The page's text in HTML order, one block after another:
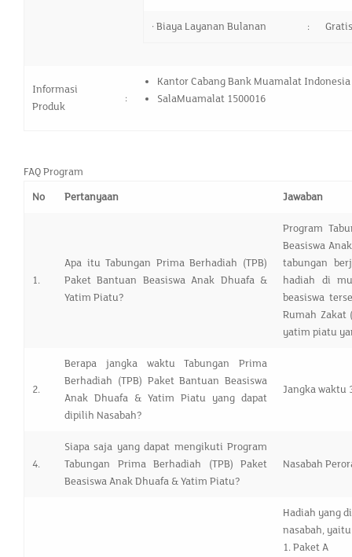
· Biaya Layanan Bulanan : Gratis
Informasi
Produk
:
Kantor Cabang Bank Muamalat Indonesia
SalaMuamalat 1500016
FAQ Program
No
Pertanyaan Jawaban
1.
Apa itu Tabungan Prima Berhadiah (TPB)
Paket Bantuan Beasiswa Anak Dhuafa &
Yatim Piatu?
Program
Beasiswa
tabungan
hadiah di
beasiswa
Rumah Zakat
yatim piatu
2.
Berapa jangka waktu Tabungan Prima
Berhadiah (TPB) Paket Bantuan Beasiswa
Anak Dhuafa & Yatim Piatu yang dapat
dipilih Nasabah?
Jangka waktu
4.
Siapa saja yang dapat mengikuti Program
Tabungan Prima Berhadiah (TPB) Paket
Beasiswa Anak Dhuafa & Yatim Piatu?
Nasabah
Hadiah yang
nasabah,
1. Paket A